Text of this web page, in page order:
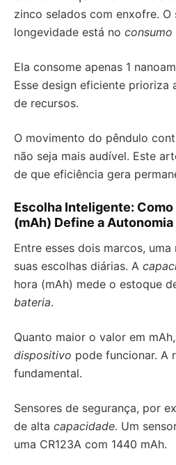
zinco selados com enxofre. O
longevidade está no consumo
Ela consome apenas 1
Esse design eficiente prioriza
de recursos.
O movimento do pêndulo
não seja mais audível. Este
de que eficiência gera
Escolha Inteligente: Como
(mAh) Define a Autonomia
Entre esses dois marcos,
suas escolhas diárias. A
hora (mAh) mede o estoque
bateria.
Quanto maior o valor em
dispositivo pode funcionar. A
fundamental.
Sensores de segurança, por
de alta capacidade. Um
uma CR123A com 1440 mAh.